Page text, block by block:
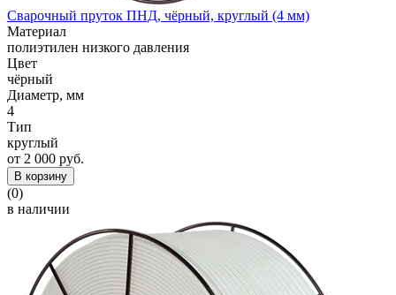
Сварочный пруток ПНД, чёрный, круглый (4 мм)
Материал
полиэтилен низкого давления
Цвет
чёрный
Диаметр, мм
4
Тип
круглый
от 2 000 руб.
В корзину
(0)
в наличии